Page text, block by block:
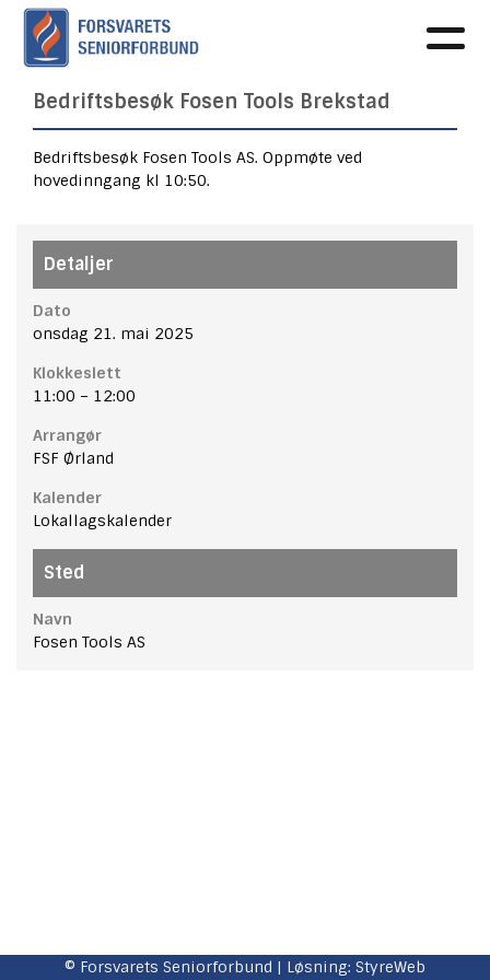
Bedriftsbesøk Fosen Tools Brekstad
Bedriftsbesøk Fosen Tools AS. Oppmøte ved
hovedinngang kl 10:50.
Detaljer
Dato
onsdag 21. mai 2025
Klokkeslett
11:00 – 12:00
Arrangør
FSF Ørland
Kalender
Lokallagskalender
Sted
Navn
Fosen Tools AS
© Forsvarets Seniorforbund | Løsning: StyreWeb